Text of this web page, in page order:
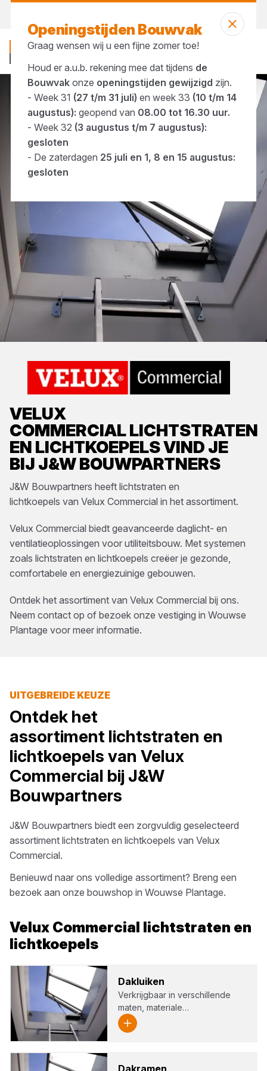
VELUX
COMMERCIALLICHTSTRATEN
EN LICHTKOEPELSVIND JE
BIJ J&W BOUWPARTNERS
J&W Bouwpartners heeft lichtstraten en
lichtkoepels van Velux Commercial in het assortiment.
Velux Commercial biedt geavanceerde daglicht- en
ventilatieoplossingen voor utiliteitsbouw. Met systemen
zoals lichtstraten en lichtkoepels creëer je gezonde,
comfortabele en energiezuinige gebouwen.
Ontdek het assortiment van Velux Commercial bij ons.
Neem contact op of bezoek onze vestiging in Wouwse
Plantage voor meer informatie.
Merken Velux Commercial
UITGEBREIDE KEUZE
Ontdek het
assortiment lichtstraten en
lichtkoepels van Velux
Commercial bij J&W
Bouwpartners
J&W Bouwpartners biedt een zorgvuldig geselecteerd
assortiment lichtstraten en lichtkoepels van Velux
Commercial.
Benieuwd naar ons volledige assortiment? Breng een
bezoek aan onze bouwshop in Wouwse Plantage.
Velux Commercial lichtstraten en
lichtkoepels
Dak­lui­ken
Verkrijgbaar in verschillende
maten, materiale…
Dak­ra­men
Openingstijden Bouwvak
Graag wensen wij u een fijne zomer toe!
Houd er a.u.b. rekening mee dat tijdens de
Bouwvakonze openingstijden gewijzigd zijn.
- Week 31 (27 t/m 31 juli) en week 33 (10 t/m 14
augustus): geopend van 08.00 tot 16.30 uur.
- Week 32 (3 augustus t/m 7 augustus):
gesloten
- De zaterdagen 25 juli en 1, 8 en 15 augustus:
gesloten